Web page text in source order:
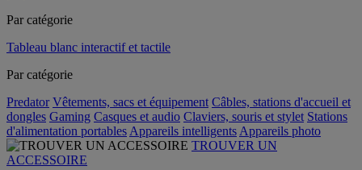
Par catégorie
Tableau blanc interactif et tactile
Par catégorie
Predator Vêtements, sacs et équipement Câbles, stations d'accueil et
dongles Gaming Casques et audio Claviers, souris et stylet Stations
d'alimentation portables Appareils intelligents Appareils photo
TROUVER UN
ACCESSOIRE